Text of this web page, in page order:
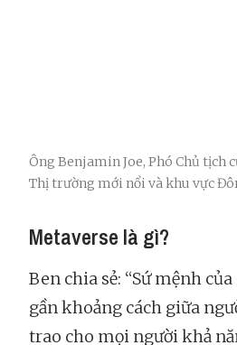
Ông Benjamin Joe, Phó Chủ tịch
Thị trường mới nổi và khu vực
Metaverse là gì?
Ben chia sẻ: “Sứ mệnh
gần khoảng cách giữa
trao cho mọi người khả